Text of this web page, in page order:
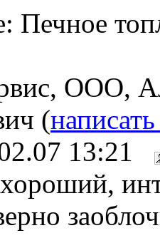
Печное
ООО,
(
13:21